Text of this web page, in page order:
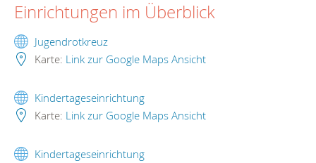
Einrichtungen im Überblick
Jugendrotkreuz
Karte: Link zur Google Maps Ansicht
Kindertageseinrichtung
Karte: Link zur Google Maps Ansicht
Kindertageseinrichtung